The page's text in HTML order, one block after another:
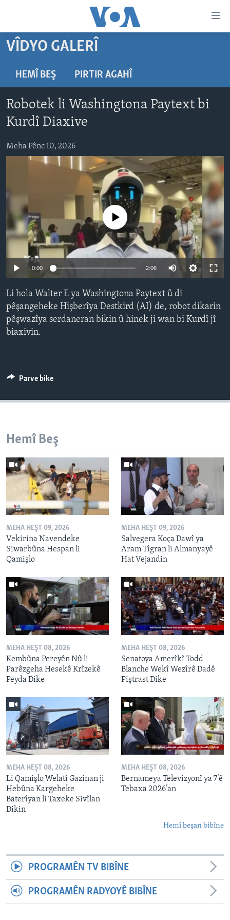
Yekser
here
naveroka
serekî
here
Malpera
Yekser
here
NÛÇE
FOTO GALERÎ
HEVPEYVÎN
AMERÎKA
TIRKÎYE
SÛRÎYE
ROJHILATA NAVÎN
CÎHAN
ÇAND Û HUNER
SERNIVÎS
SORANÎ
Learning English
FOLLOW US
Zimanên Din
VÎDYO GALERÎ
HEMÎ BEŞ PIRTIR AGAHÎ
Robotek li Washingtona Paytext bi
Kurdî Diaxive
Meha Pênc 10, 2026
No media source currently available
0:00 2:06
360p
480p
Li hola Walter E ya Washingtona Paytext û di
pêşangeheke Hişberîya Destkird (AI) de, robot dikarin
pêşwazîya serdaneran bikin û hinek ji wan bi Kurdî jî
biaxivin.
Parve bike
Hemî Beş
MEHA HEŞT 09, 2026
Vekirina Navendeke
Siwarbûna Hespan li
Qamişlo
MEHA HEŞT 09, 2026
Salvegera Koça Dawî ya
Aram Tîgran li Almanyayê
Hat Vejandin
MEHA HEŞT 08, 2026
Kembûna Pereyên Nû li
Parêzgeha Hesekê Krîzekê
Peyda Dike
MEHA HEŞT 08, 2026
Senatoya Amerîkî Todd
Blanche Wekî Wezîrê Dadê
Piştrast Dike
MEHA HEŞT 08, 2026
Li Qamişlo Welatî Gazinan ji
Hebûna Kargeheke
Baterîyan li Taxeke Sivîlan
Dikin
MEHA HEŞT 08, 2026
Bernameya Televizyonî ya 7’ê
Tebaxa 2026’an
Hemî beşan bibîne
PROGRAMÊN TV BIBÎNE
PROGRAMÊN RADYOYÊ BIBÎNE